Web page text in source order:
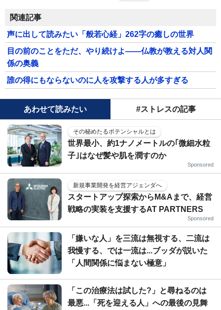
関連記事
声に出して読みたい「般若心経」262字の癒しの世界
目の前のことをただ、やり続けよ――仏教が教える対人関
係の奥義
誰の得にもならないのに人を攻撃する人が多すぎる
あわせて読みたい #ストレスの記事
その秘めたるポテンシャルとは
世界最小、約1ナノメートルの｢微細水粒
子｣はなぜ髪や肌を潤すのか
Sponsored
新規事業開発を経営アジェンダへ
スタートアップ探索からM&Aまで、経営
戦略の実装を支援するAT PARTNERS
Sponsored
「嫌いな人」を三流は無視する、二流は
我慢する、では一流は...ブッダが説いた
「人間関係に悩まない極意」
「この治療法は試した?」と尋ねるのは
最悪...「死を迎える人」への最後の見舞